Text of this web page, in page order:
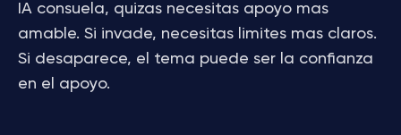
IA consuela, quizas necesitas apoyo mas
amable. Si invade, necesitas limites mas claros.
Si desaparece, el tema puede ser la confianza
en el apoyo.